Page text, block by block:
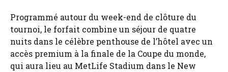
Programmé autour du week-end de clôture du
tournoi, le forfait combine un séjour de quatre
nuits dans le célèbre penthouse de l’hôtel avec un
accès premium à la finale de la Coupe du monde,
qui aura lieu au MetLife Stadium dans le New